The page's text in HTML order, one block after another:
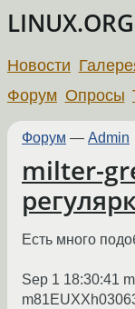
Новости
Форум Опросы
Форум — Admin
milter-
Есть много
Sep 1 18:30:41